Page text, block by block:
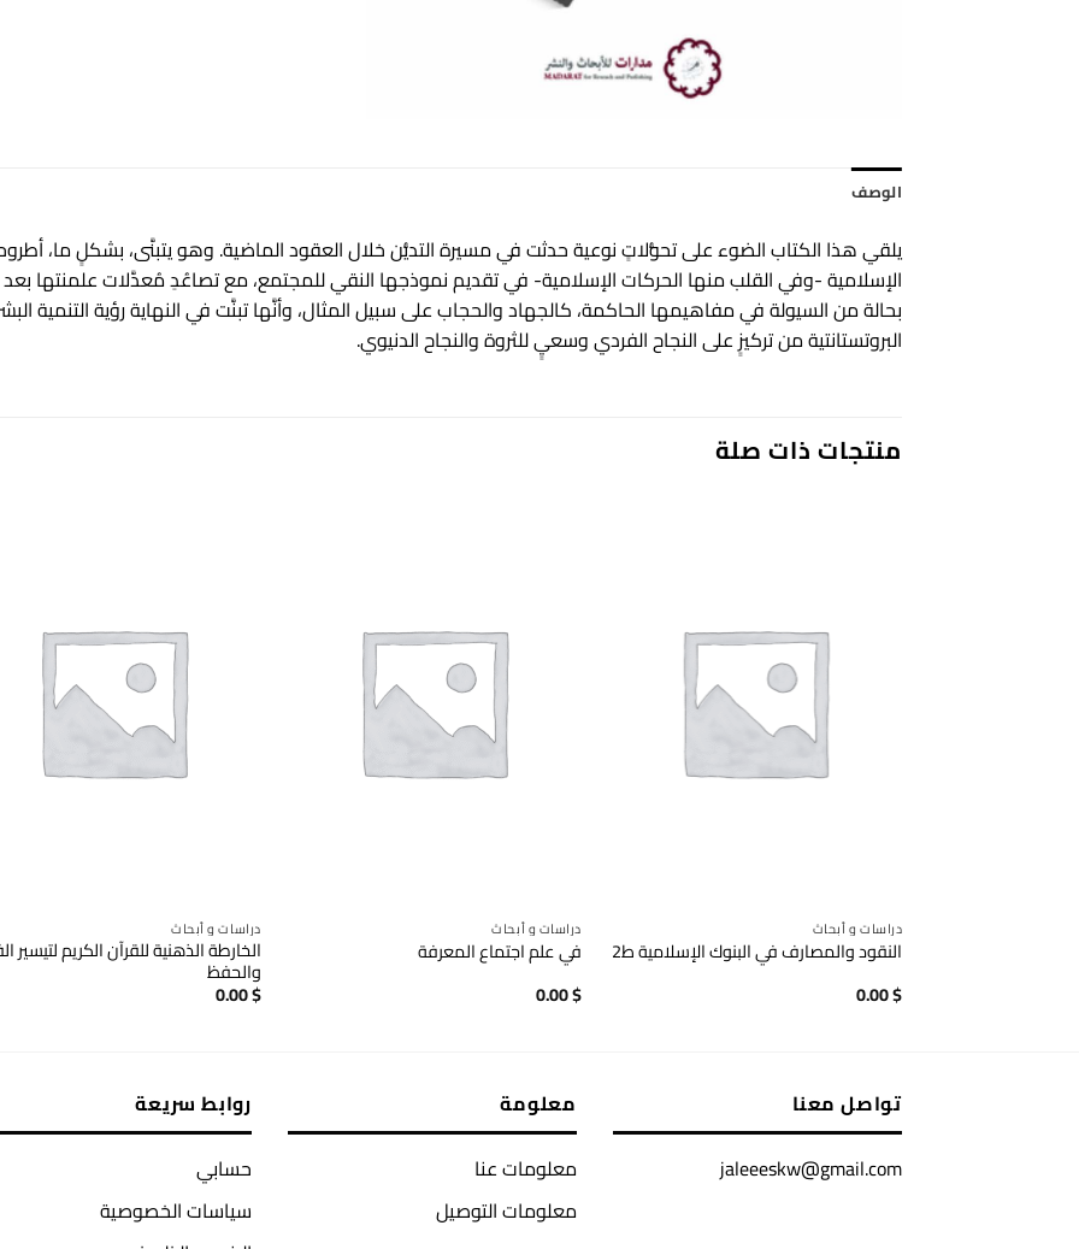
الوصف
يلقي هذا الكتاب الضوء على تحوُّلاتٍ نوعية حدثت في مسيرة التديُّن خلال العقود الماضية. وهو يتبنَّى، بشكلٍ ما،
الإسلامية -وفي القلب منها الحركات الإسلامية- في تقديم نموذجها النقي للمجتمع، مع تصاعُدِ مُعدَّلات علمنتها
بحالة من السيولة في مفاهيمها الحاكمة، كالجهاد والحجاب على سبيل المثال، وأنَّها تبنَّت في النهاية رؤية التنمية
البروتستانتية من تركيزٍ على النجاح الفردي وسعيٍ للثروة والنجاح الدنيوي.
منتجات ذات صلة
دراسات و أبحاث
النقود والمصارف في البنوك الإسلامية ط2
0.00$
دراسات و أبحاث
في علم اجتماع المعرفة
0.00$
دراسات و أبحاث
الخارطة الذهنية للقرآن الكريم لتيسير
والحفظ
0.00$
تواصل معنا
jaleeeskw@gmail.com
معلومة
معلومات عنا
معلومات التوصيل
روابط سريعة
حسابي
سياسات الخصوصية